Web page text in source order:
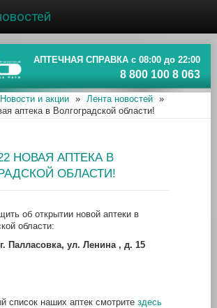
АПТЕЧНАЯ СПРАВКА с 08:00 до 22:00
8 800 100 8 063
Новости и акции » Лента новостей
»
аптека в Волгоградской области!
НОВАЯ АПТЕКА В
ОБЛАСТИ!
об открытии новой аптеки в
области:
. Палласовка, ул. Ленина , д. 15
список наших аптек смотрите здесь